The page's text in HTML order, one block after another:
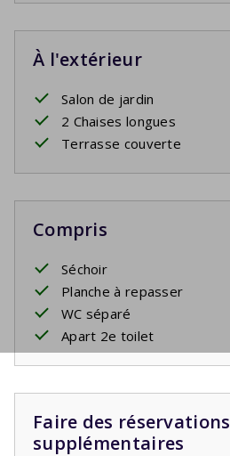
À l'extérieur
Salon de jardin
2 Chaises longues
Terrasse couverte
Compris
Séchoir
Planche à repasser
WC séparé
Apart 2e toilet
Faire des réservations
supplémentaires